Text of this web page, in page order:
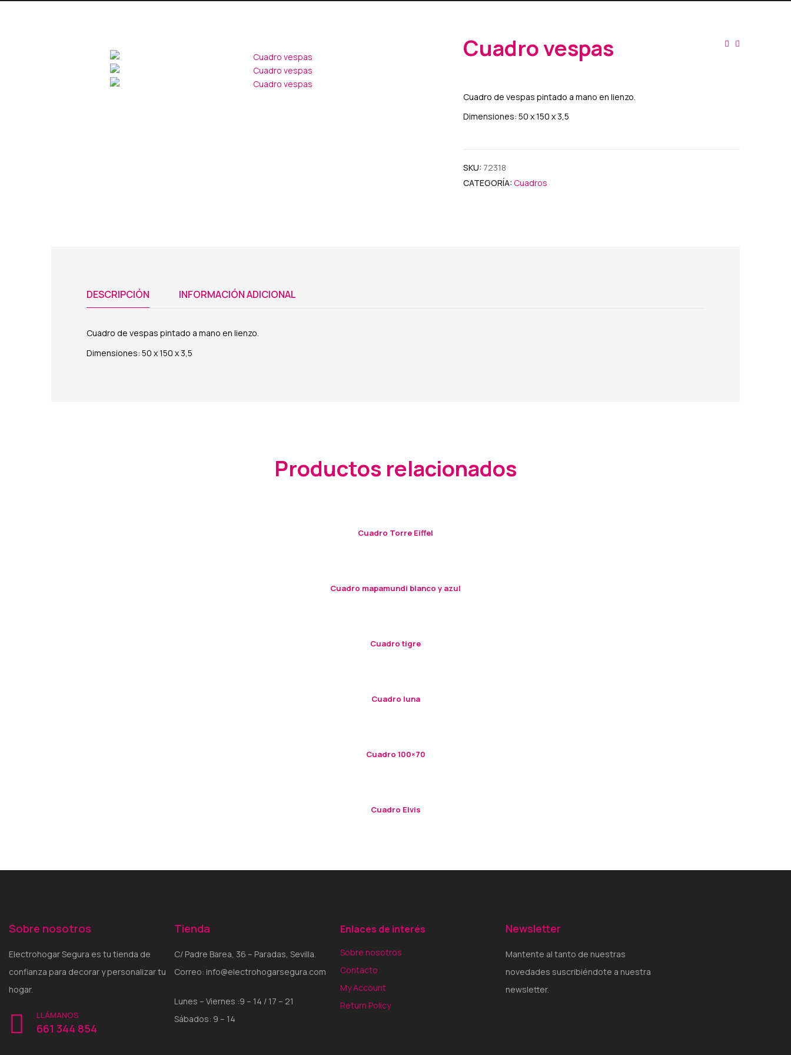
Cuadro vespas
Cuadro de vespas pintado a mano en lienzo.
Dimensiones: 50 x 150 x 3,5
SKU: 72318
CATEGORÍA: Cuadros
DESCRIPCIÓN INFORMACIÓN ADICIONAL
Cuadro de vespas pintado a mano en lienzo.
Dimensiones: 50 x 150 x 3,5
Productos relacionados
Cuadro Torre Eiffel
Cuadro mapamundi blanco y azul
Cuadro tigre
Cuadro luna
Cuadro 100×70
Cuadro Elvis
Sobre nosotros
Electrohogar Segura es tu tienda de
confianza para decorar y personalizar tu
hogar.
LLÁMANOS
661 344 854
Tienda
C/ Padre Barea, 36 – Paradas, Sevilla.
Correo: info@electrohogarsegura.com
Lunes – Viernes :9 – 14 / 17 – 21
Sábados: 9 – 14
Enlaces de interés
Sobre nosotros
Contacto
My Account
Return Policy
Newsletter
Mantente al tanto de nuestras
novedades suscribiéndote a nuestra
newsletter.